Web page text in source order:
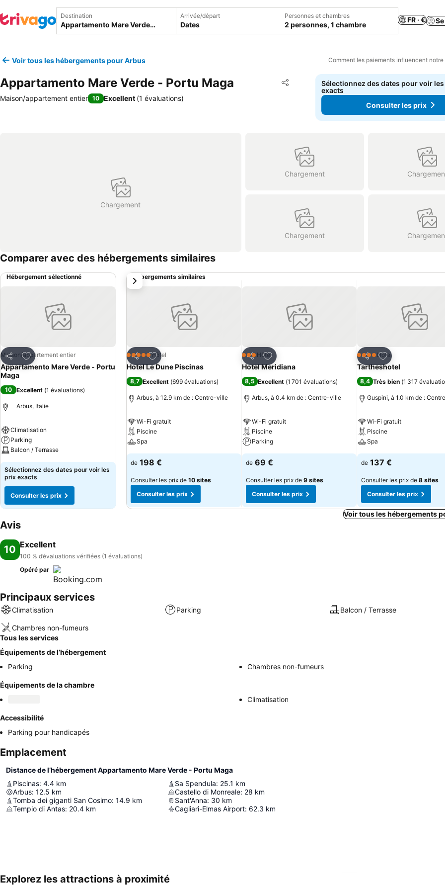
Destination Arrivée/départ
Dates
Personnes et chambres
2 personnes, 1 chambre
FR · €
Voir tous les hébergements pour Arbus Comment les paiements influencent
Appartamento Mare Verde - Portu Maga Partager
Ajouter à mes favoris
Maison/appartement entier 10 Excellent (1 évaluations)
Sélectionnez des dates pour voir
exacts
Consulter les prix
Chargement
Chargement
Chargement
Comparer avec des hébergements similaires
Hébergement sélectionné
Partager
Ajouter à mes favoris
Maison/appartement entier
Appartamento Mare Verde - Portu
Maga
10 Excellent (1 évaluations)
Arbus, Italie
Climatisation
Parking
Balcon / Terrasse
Sélectionnez des dates pour voir les
prix exacts
Consulter les prix
Hébergements similaires
Partager
Ajouter à mes favoris
5 Étoiles Hôtel
Hotel Le Dune Piscinas
8,7 Excellent (699 évaluations)
Arbus, à 12.9 km de : Centre-ville
Wi-Fi gratuit
Piscine
Spa
de 198 €
Consulter les prix de 10 sites
Consulter les prix
Partager
Ajouter à mes favoris
3 ÉtoilesHôtel
Hotel Meridiana
8,5 Excellent (1 701 évaluations)
Arbus, à 0.4 km de : Centre-ville
Wi-Fi gratuit
Piscine
Parking
de 69 €
Consulter les prix de 9 sites
Consulter les prix
Partager
Ajouter à mes
4 ÉtoilesHôtel
Tartheshotel
8,4 Très bien (1 317
Guspini, à 1.0 km de :
Wi-Fi gratuit
Piscine
Spa
de 137 €
Consulter les prix de 8 sites
Consulter les prix
suivant
Voir tous les hébergements
Avis
10 Excellent
100 % d’évaluations vérifiées (1 évaluations)
Opéré par
Principaux services
Climatisation Parking Balcon / Terrasse
Chambres non-fumeurs
Tous les services
Équipements de l’hébergement
Parking
Chambres non-fumeurs
Équipements de la chambre
Climatisation
Accessibilité
Parking pour handicapés
Emplacement
Distance de l’hébergement Appartamento Mare Verde - Portu Maga
Piscinas: 4.4 km
Arbus: 12.5 km
Tomba dei giganti San Cosimo: 14.9 km
Tempio di Antas: 20.4 km
Sa Spendula: 25.1 km
Castello di Monreale: 28 km
Sant'Anna: 30 km
Cagliari-Elmas Airport: 62.3 km
Explorez les attractions à proximité